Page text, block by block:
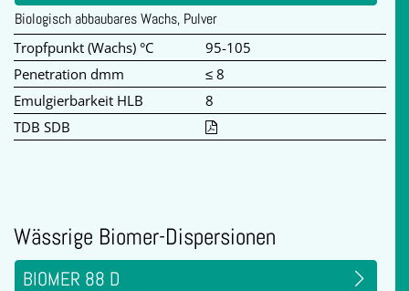
Biologisch abbaubares Wachs, Pulver
Tropfpunkt (Wachs) °C
95-105
Penetration dmm
≤ 8
Emulgierbarkeit HLB
8
TDB SDB
Wässrige Biomer-Dispersionen
BIOMER 88 D